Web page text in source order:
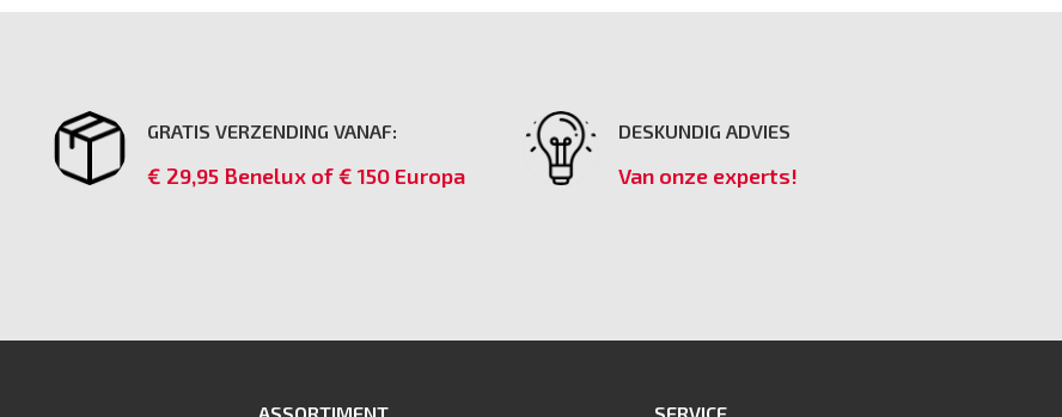
GRATIS VERZENDING VANAF:
€ 29,95 Benelux of € 150 Europa
DESKUNDIG ADVIES
Van onze experts!